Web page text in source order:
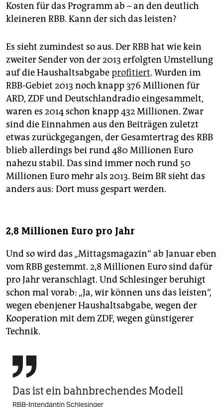
Kosten für das Programm ab – an den deutlich
kleineren RBB. Kann der sich das leisten?
Es sieht zumindest so aus. Der RBB hat wie kein
zweiter Sender von der 2013 erfolgten Umstellung
auf die Haushaltsabgabeprofitiert. Wurden im
RBB-Gebiet 2013 noch knapp 376 Millionen für
ARD, ZDF und Deutschlandradio eingesammelt,
waren es 2014 schon knapp 432 Millionen. Zwar
sind die Einnahmen aus den Beiträgen zuletzt
etwas zurückgegangen, der Gesamtertrag des RBB
blieb allerdings bei rund 480 Millionen Euro
nahezu stabil. Das sind immer noch rund 50
Millionen Euro mehr als 2013. Beim BR sieht das
anders aus: Dort muss gespart werden.
2,8 Millionen Euro pro Jahr
Und so wird das „Mittagsmagazin“ ab Januar eben
vom RBB gestemmt. 2,8 Millionen Euro sind dafür
pro Jahr veranschlagt. Und Schlesinger beruhigt
schon mal vorab: „Ja, wir können uns das leisten“,
wegen ebenjener Haushaltsabgabe, wegen der
Kooperation mit dem ZDF, wegen günstigerer
Technik.

Das ist ein bahnbrechendes Modell
RBB-Intendantin Schlesinger